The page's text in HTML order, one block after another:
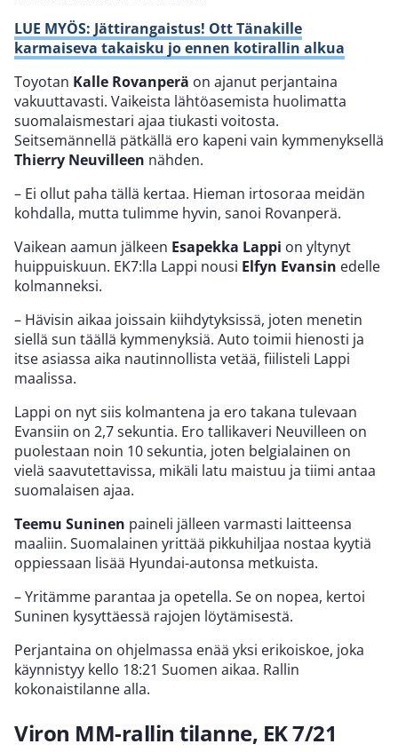
LUE MYÖS: Jättirangaistus! Ott Tänakille
karmaiseva takaisku jo ennen kotirallin alkua
Toyotan Kalle Rovanperä on ajanut perjantaina
vakuuttavasti. Vaikeista lähtöasemista huolimatta
suomalaismestari ajaa tiukasti voitosta.
Seitsemännellä pätkällä ero kapeni vain kymmenyksellä
Thierry Neuvilleen nähden.
– Ei ollut paha tällä kertaa. Hieman irtosoraa meidän
kohdalla, mutta tulimme hyvin, sanoi Rovanperä.
Vaikean aamun jälkeen Esapekka Lappi on yltynyt
huippuiskuun. EK7:lla Lappi nousi Elfyn Evansin edelle
kolmanneksi.
– Hävisin aikaa joissain kiihdytyksissä, joten menetin
siellä sun täällä kymmenyksiä. Auto toimii hienosti ja
itse asiassa aika nautinnollista vetää, fiilisteli Lappi
maalissa.
Lappi on nyt siis kolmantena ja ero takana tulevaan
Evansiin on 2,7 sekuntia. Ero tallikaveri Neuvilleen on
puolestaan noin 10 sekuntia, joten belgialainen on
vielä saavutettavissa, mikäli latu maistuu ja tiimi antaa
suomalaisen ajaa.
Teemu Suninen paineli jälleen varmasti laitteensa
maaliin. Suomalainen yrittää pikkuhiljaa nostaa kyytiä
oppiessaan lisää Hyundai-autonsa metkuista.
– Yritämme parantaa ja opetella. Se on nopea, kertoi
Suninen kysyttäessä rajojen löytämisestä.
Perjantaina on ohjelmassa enää yksi erikoiskoe, joka
käynnistyy kello 18:21 Suomen aikaa. Rallin
kokonaistilanne alla.
Viron MM-rallin tilanne, EK 7/21